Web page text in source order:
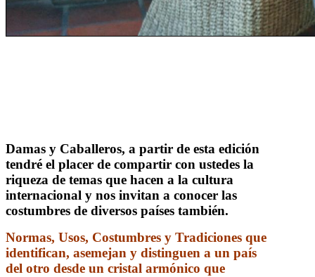
Damas y Caballeros, a partir de esta edición
tendré el placer de compartir con ustedes la
riqueza de temas que hacen a la cultura
internacional y nos invitan a conocer las
costumbres de diversos países también.
Normas, Usos, Costumbres y Tradiciones que
identifican, asemejan y distinguen a un país
del otro desde un cristal armónico que